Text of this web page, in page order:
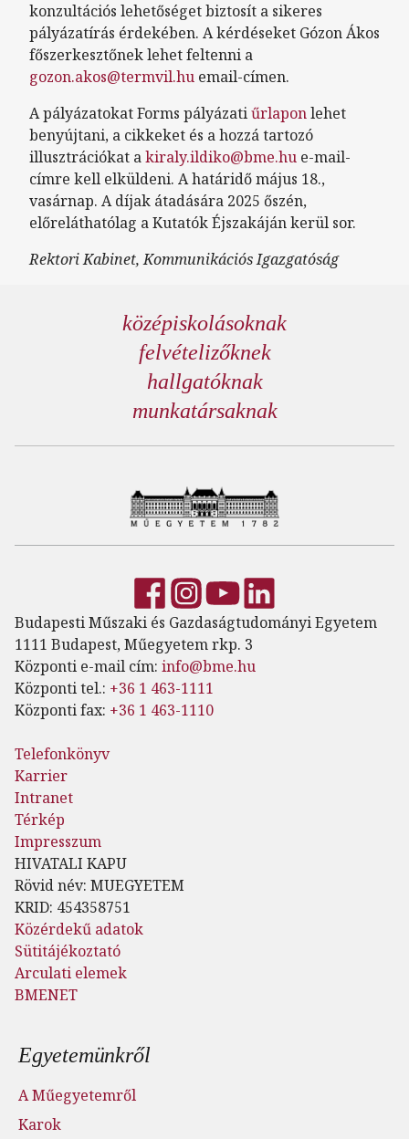
konzultációs lehetőséget biztosít a sikeres
pályázatírás érdekében. A kérdéseket Gózon Ákos
főszerkesztőnek lehet feltenni a
gozon.akos@termvil.hu email-címen.
A pályázatokat Forms pályázatiűrlaponlehet
benyújtani, a cikkeket és a hozzá tartozó
illusztrációkat akiraly.ildiko@bme.hu e-mail-
címre kell elküldeni. A határidő május 18.,
vasárnap. A díjak átadására 2025 őszén,
előreláthatólag a Kutatók Éjszakáján kerül sor.
Rektori Kabinet, Kommunikációs Igazgatóság
középiskolásoknak
felvételizőknek
hallgatóknak
munkatársaknak
Budapesti Műszaki és Gazdaságtudományi Egyetem
1111 Budapest, Műegyetem rkp. 3
Központi e-mail cím: info@bme.hu
Központi tel.: +36 1 463-1111
Központi fax: +36 1 463-1110
Telefonkönyv
Karrier
Intranet
Térkép
Impresszum
HIVATALI KAPU
Rövid név: MUEGYETEM
KRID: 454358751
Közérdekű adatok
Sütitájékoztató
Arculati elemek
BMENET
Lábléc menü
Egyetemünkről
A Műegyetemről
Karok